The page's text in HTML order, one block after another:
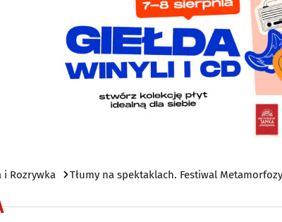
i Rozrywka Tłumy na spektaklach. Festiwal